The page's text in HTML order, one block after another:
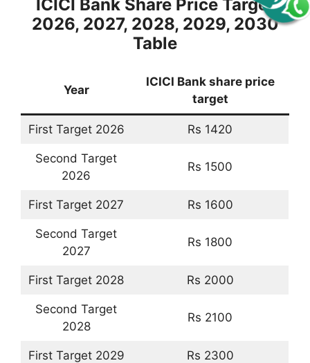
ICICI Bank Share Price Target
2026, 2027, 2028, 2029, 2030
Table
Year
ICICI Bank share price
target
First Target 2026 Rs 1420
Second Target
2026
Rs 1500
First Target 2027 Rs 1600
Second Target
2027
Rs 1800
First Target 2028 Rs 2000
Second Target
2028
Rs 2100
First Target 2029 Rs 2300